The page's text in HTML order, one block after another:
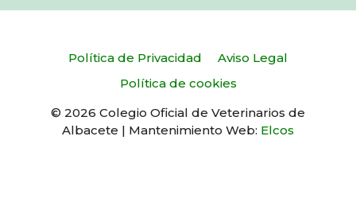
Política de Privacidad
Aviso Legal
Política de cookies
© 2026 Colegio Oficial de Veterinarios de
Albacete | Mantenimiento Web: Elcos